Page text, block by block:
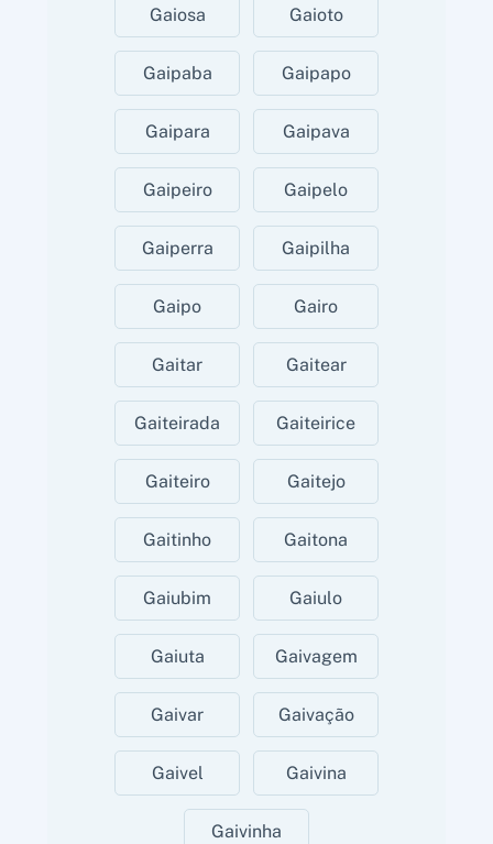
Gaiosa Gaioto
Gaipaba Gaipapo
Gaipara Gaipava
Gaipeiro Gaipelo
Gaiperra Gaipilha
Gaipo Gairo
Gaitar Gaitear
Gaiteirada Gaiteirice
Gaiteiro Gaitejo
Gaitinho Gaitona
Gaiubim Gaiulo
Gaiuta Gaivagem
Gaivar Gaivação
Gaivel Gaivina
Gaivinha